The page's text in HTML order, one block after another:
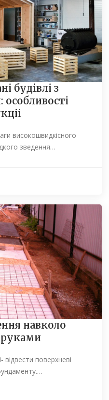
будівлі з
особливості
високошвидкісного
зведення…
навколо
руками
відвести поверхневі